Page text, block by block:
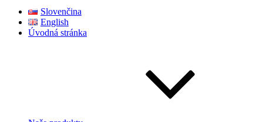
Slovenčina
English
Úvodná stránka